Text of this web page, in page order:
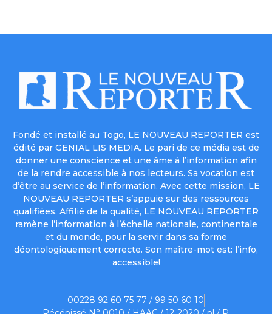
Fondé et installé au Togo, LE NOUVEAU REPORTER est
édité par GENIAL LIS MEDIA. Le pari de ce média est de
donner une conscience et une âme à l’information afin
de la rendre accessible à nos lecteurs. Sa vocation est
d’être au service de l’information. Avec cette mission, LE
NOUVEAU REPORTER s’appuie sur des ressources
qualifiées. Affilié de la qualité, LE NOUVEAU REPORTER
ramène l’information à l’échelle nationale, continentale
et du monde, pour la servir dans sa forme
déontologiquement correcte. Son maître-mot est: l’info,
accessible!
00228 92 60 75 77 / 99 50 60 10